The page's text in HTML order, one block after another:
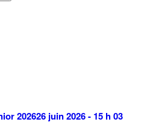
202626 juin 2026 - 15 h 03